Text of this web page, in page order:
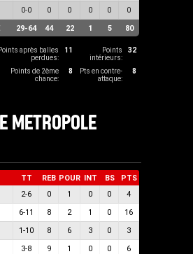
0-0 0 0 0 0
0
29-64 44 22 1 5 80
Points après balles
perdues:
11
Points
intérieurs:
32
Points de 2ème
chance:
8
Pts en contre-
attaque:
8
METROPOLE
TT REB POUR INT BS
PTS
2-6 0 1 0 0
4
6-11 8 2 1 0
16
1-10 8 6 3 0
3
3-8 9 1 0 0
6